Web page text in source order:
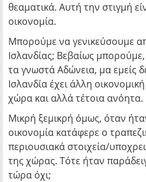
θεαματικά. Αυτή την στιγμή
οικονομία.
Μπορούμε να γενικεύσουμε
Ισλανδίας; Βεβαίως
τα γνωστά Αδώνεια, μα εμείς
Ισλανδία έχει άλλη
χώρα και αλλά τέτοια ανόητα.
Μικρή ξεμικρή όμως, όταν
οικονομία κατάφερε ο
περιουσιακά στοιχεία/
της χώρας. Τότε ήταν
τώρα όχι;